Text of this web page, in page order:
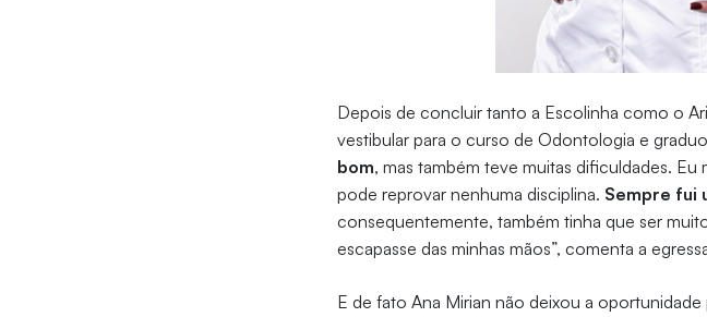
Depois de concluir tanto a Escolinha como o
vestibular para o curso de Odontologia e
bom, mas também teve muitas dificuldades.
pode reprovar nenhuma disciplina. Sempre fui
consequentemente, também tinha que ser
escapasse das minhas mãos”, comenta a
E de fato Ana Mirian não deixou a